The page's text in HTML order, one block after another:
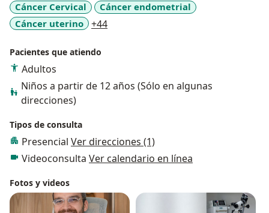
Cáncer Cervical
Cáncer endometrial
Cáncer uterino
+44a11y_sr_more_diseases
Pacientes que atiendo
Adultos
Niños a partir de 12 años (Sólo en algunas
direcciones)
Tipos de consulta
Presencial Ver direcciones (1)
Videoconsulta Ver calendario en línea
Fotos y videos